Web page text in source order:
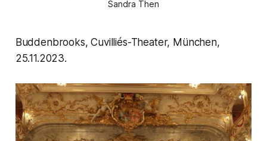
Sandra Then
Buddenbrooks, Cuvilliés-Theater, München,
25.11.2023.